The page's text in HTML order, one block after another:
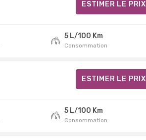
ESTIMER LE PRIX
5 L/100 Km
Consommation
ESTIMER LE PRIX
5 L/100 Km
Consommation